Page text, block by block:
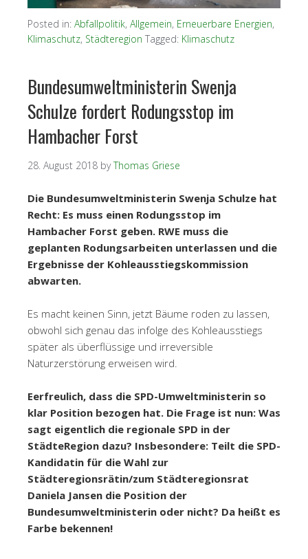
Posted in: Abfallpolitik, Allgemein, Erneuerbare Energien,
Klimaschutz, Städteregion Tagged: Klimaschutz
Bundesumweltministerin Swenja
Schulze fordert Rodungsstop im
Hambacher Forst
28. August 2018 byThomas Griese
Die Bundesumweltministerin Swenja Schulze hat
Recht: Es muss einen Rodungsstop im
Hambacher Forst geben. RWE muss die
geplanten Rodungsarbeiten unterlassen und die
Ergebnisse der Kohleausstiegskommission
abwarten.
Es macht keinen Sinn, jetzt Bäume roden zu lassen,
obwohl sich genau das infolge des Kohleausstiegs
später als überflüssige und irreversible
Naturzerstörung erweisen wird.
Eerfreulich, dass die SPD-Umweltministerin so
klar Position bezogen hat. Die Frage ist nun: Was
sagt eigentlich die regionale SPD in der
StädteRegion dazu? Insbesondere: Teilt die SPD-
Kandidatin für die Wahl zur
Städteregionsrätin/zum Städteregionsrat
Daniela Jansen die Position der
Bundesumweltministerin oder nicht? Da heißt es
Farbe bekennen!